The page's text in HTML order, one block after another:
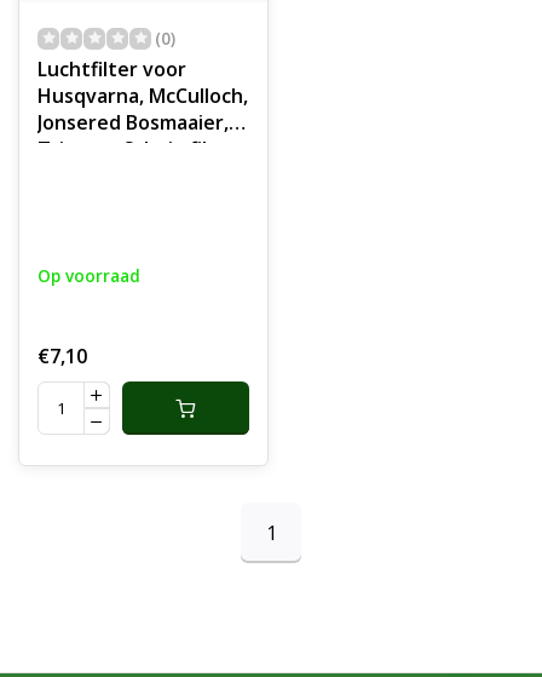
(0)
Luchtfilter voor
Husqvarna, McCulloch,
Jonsered Bosmaaier,
Trimmer Schuimfilter
Motorzeis
Op voorraad
€7,10
1